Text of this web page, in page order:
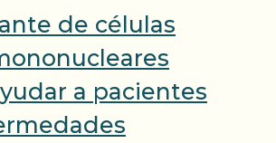
de células
a pacientes